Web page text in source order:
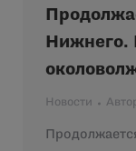
Новости